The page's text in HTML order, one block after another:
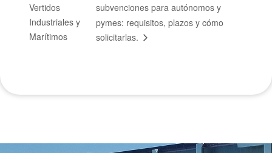
Vertidos
Industriales y
Marítimos
subvenciones para autónomos y
pymes: requisitos, plazos y cómo
solicitarlas.